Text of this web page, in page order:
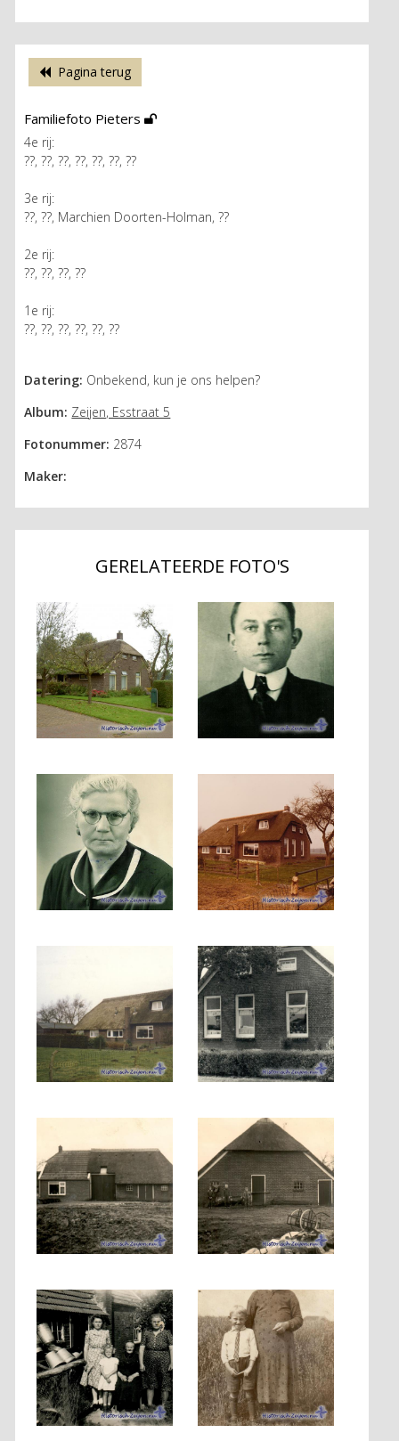
Pagina terug
Familiefoto Pieters
4e rij:
??, ??, ??, ??, ??, ??, ??
3e rij:
??, ??, Marchien Doorten-Holman, ??
2e rij:
??, ??, ??, ??
1e rij:
??, ??, ??, ??, ??, ??
Datering: Onbekend, kun je ons helpen?
Album: Zeijen, Esstraat 5
Fotonummer: 2874
Maker:
GERELATEERDE FOTO'S